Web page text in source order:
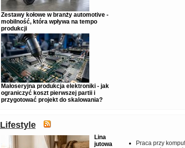
Zestawy kołowe w branży automotive -
mobilność, która wpływa na tempo
produkcji
Małoseryjna produkcja elektroniki - jak
ograniczyć koszt pierwszej partii i
przygotować projekt do skalowania?
Lifestyle
Lina
jutowa
Praca przy